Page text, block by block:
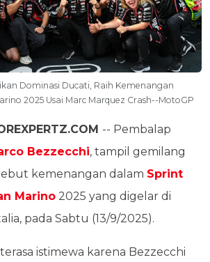
Dominasi Ducati, Raih Kemenangan
2025 Usai Marc Marquez Crash--MotoGP
-- Pembalap
Bezzecchi, tampil gemilang
kemenangan dalam Sprint
Marino 2025 yang digelar di
pada Sabtu (13/9/2025).
istimewa karena Bezzecchi